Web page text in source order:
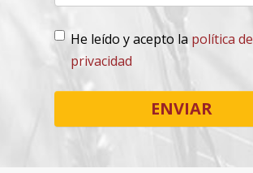
He leído y acepto la política de
privacidad
Lopd*
ENVIAR